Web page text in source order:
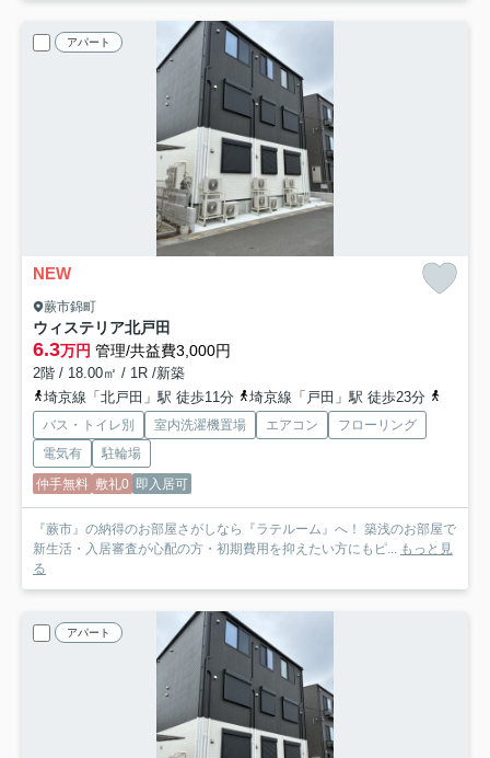
アパート
NEW
蕨市錦町
ウィステリア北戸田
6.3万円 管理/共益費3,000円
2階 / 18.00㎡ / 1R /新築
埼京線「北戸田」駅 徒歩11分
埼京線「戸田」駅 徒歩23分
バス・トイレ別 室内洗濯機置場 エアコン
フローリング
電気有
駐輪場
仲手無料 敷礼0 即入居可
『蕨市』の納得のお部屋さがしなら『ラテルーム』へ！ 築浅のお部屋で
新生活・入居審査が心配の方・初期費用を抑えたい方にもピ... もっと見
る
アパート